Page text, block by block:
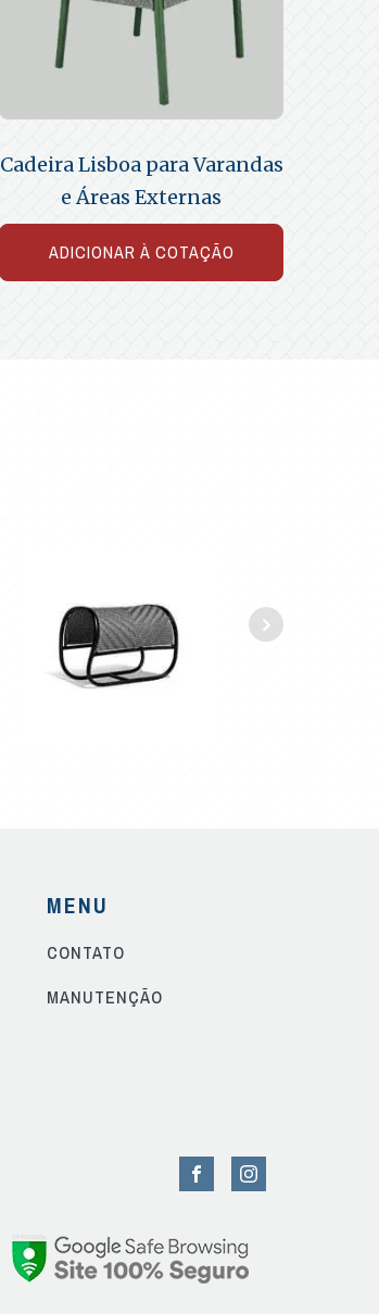
Cadeira Lisboa para Varandas
e Áreas Externas
ADICIONAR À COTAÇÃO
MENU
CONTATO
MANUTENÇÃO